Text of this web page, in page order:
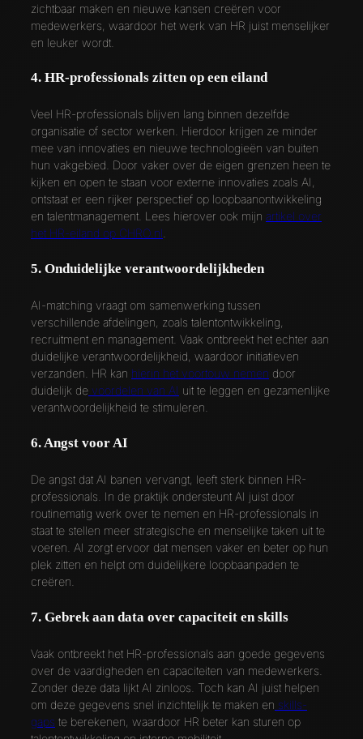
zichtbaar maken en nieuwe kansen creëren voor
medewerkers, waardoor het werk van HR juist menselijker
en leuker wordt.
4. HR-professionals zitten op een eiland
Veel HR-professionals blijven lang binnen dezelfde
organisatie of sector werken. Hierdoor krijgen ze minder
mee van innovaties en nieuwe technologieën van buiten
hun vakgebied. Door vaker over de eigen grenzen heen te
kijken en open te staan voor externe innovaties zoals AI,
ontstaat er een rijker perspectief op loopbaanontwikkeling
en talentmanagement. Lees hierover ook mijn artikel over
het HR-eiland op CHRO.nl.
5. Onduidelijke verantwoordelijkheden
AI-matching vraagt om samenwerking tussen
verschillende afdelingen, zoals talentontwikkeling,
recruitment en management. Vaak ontbreekt het echter aan
duidelijke verantwoordelijkheid, waardoor initiatieven
verzanden. HR kan hierin het voortouw nemen door
duidelijk de voordelen van AI uit te leggen en gezamenlijke
verantwoordelijkheid te stimuleren.
6. Angst voor AI
De angst dat AI banen vervangt, leeft sterk binnen HR-
professionals. In de praktijk ondersteunt AI juist door
routinematig werk over te nemen en HR-professionals in
staat te stellen meer strategische en menselijke taken uit te
voeren. AI zorgt ervoor dat mensen vaker en beter op hun
plek zitten en helpt om duidelijkere loopbaanpaden te
creëren.
7. Gebrek aan data over capaciteit en skills
Vaak ontbreekt het HR-professionals aan goede gegevens
over de vaardigheden en capaciteiten van medewerkers.
Zonder deze data lijkt AI zinloos. Toch kan AI juist helpen
om deze gegevens snel inzichtelijk te maken en skills-
gaps te berekenen, waardoor HR beter kan sturen op